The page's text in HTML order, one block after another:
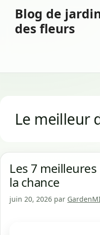
contenu
Blog de
des fleurs
Le meilleur
Les 7
la chance
juin 20, 2026 par GardenMI